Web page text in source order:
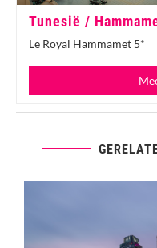
Tunesië /
Le Royal Hammamet 5*